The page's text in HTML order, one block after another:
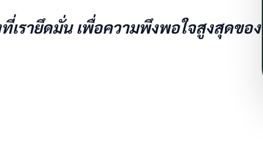
รายึดมั่น เพื่อความพึงพอใจสูงสุดของ